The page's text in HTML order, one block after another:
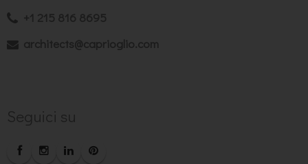
+1 215 816 8695
architects@caprioglio.com
Seguici su